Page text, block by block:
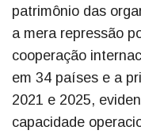
patrimônio das
a mera repressão
cooperação
em 34 países e a
2021 e 2025,
capacidade